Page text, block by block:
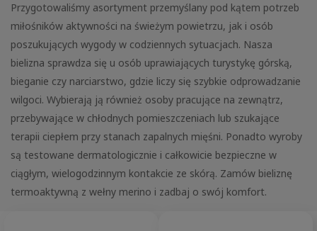
Przygotowaliśmy asortyment przemyślany pod kątem potrzeb
miłośników aktywności na świeżym powietrzu, jak i osób
poszukujących wygody w codziennych sytuacjach. Nasza
bielizna sprawdza się u osób uprawiających turystykę górską,
bieganie czy narciarstwo, gdzie liczy się szybkie odprowadzanie
wilgoci. Wybierają ją również osoby pracujące na zewnątrz,
przebywające w chłodnych pomieszczeniach lub szukające
terapii ciepłem przy stanach zapalnych mięśni. Ponadto wyroby
są testowane dermatologicznie i całkowicie bezpieczne w
ciągłym, wielogodzinnym kontakcie ze skórą. Zamów bieliznę
termoaktywną z wełny merino i zadbaj o swój komfort.